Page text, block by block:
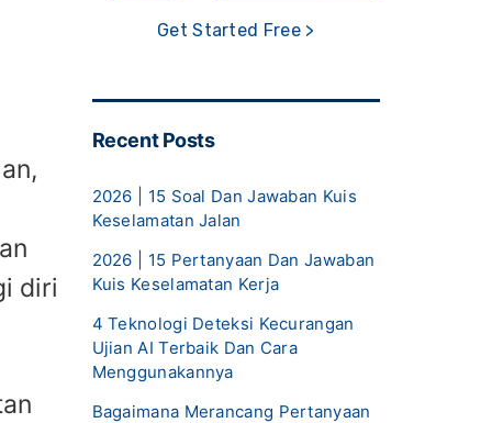
diri
Get Started Free >
Recent Posts
2026 | 15 Soal Dan Jawaban Kuis
Keselamatan Jalan
2026 | 15 Pertanyaan Dan Jawaban
Kuis Keselamatan Kerja
4 Teknologi Deteksi Kecurangan
Ujian AI Terbaik Dan Cara
Menggunakannya
Bagaimana Merancang Pertanyaan